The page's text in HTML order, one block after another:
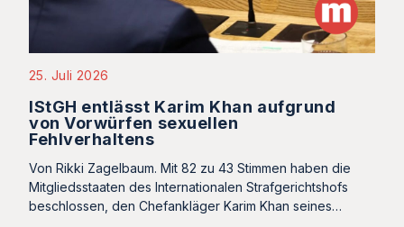
25. Juli 2026
IStGH entlässt Karim Khan aufgrund
von Vorwürfen sexuellen
Fehlverhaltens
Von Rikki Zagelbaum. Mit 82 zu 43 Stimmen haben die
Mitgliedsstaaten des Internationalen Strafgerichtshofs
beschlossen, den Chefankläger Karim Khan seines…